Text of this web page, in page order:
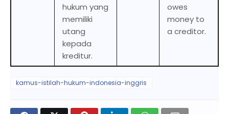
hukum yang
memiliki
utang
kepada
kreditur.
owes
money to
a creditor.
kamus-istilah-hukum-indonesia-inggris